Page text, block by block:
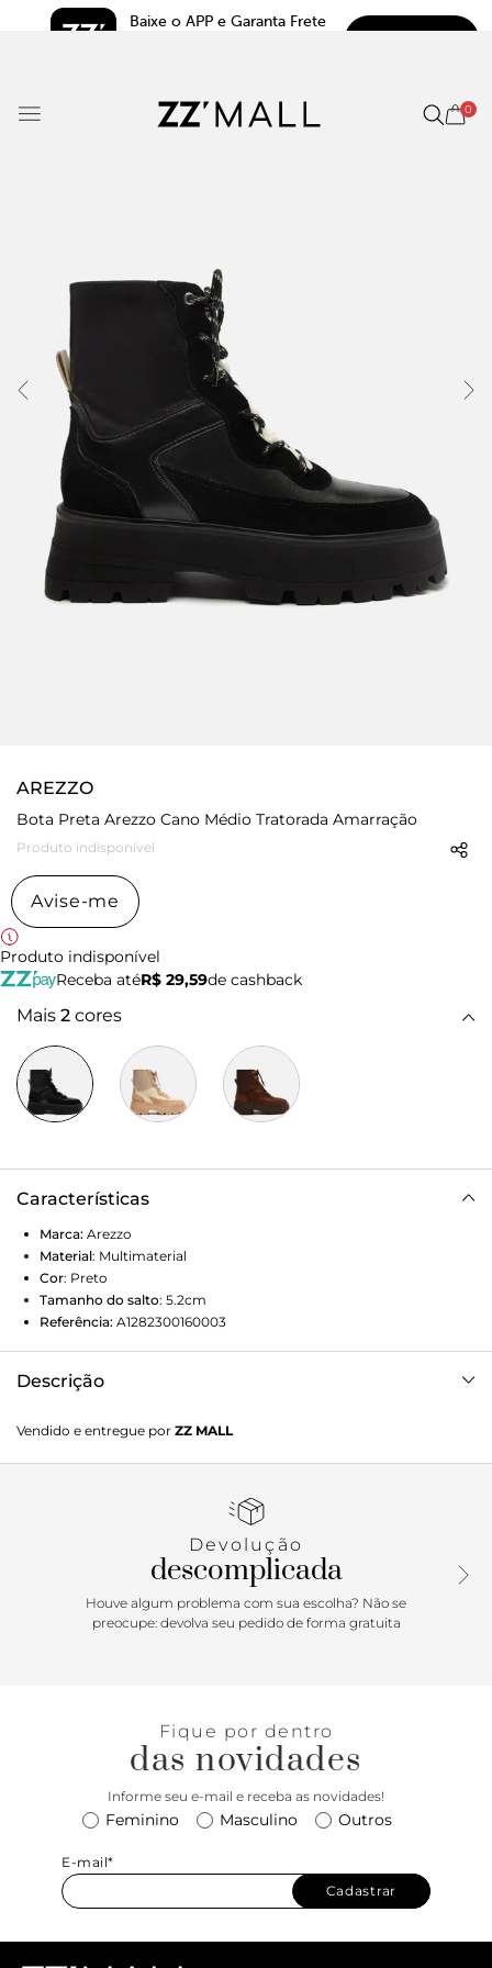
Baixe o APP e Garanta Frete
0
AREZZO
Bota Preta Arezzo Cano Médio Tratorada Amarração
Produto indisponível
Avise-me
Produto indisponível
Receba atéR$ 29,59de cashback
Mais 2 cores
Características
Marca: Arezzo
Material: Multimaterial
Cor: Preto
Tamanho do salto: 5.2cm
Referência: A1282300160003
Descrição
médio bloco e formato arredondado na ponta. Possui
solado emborrachado tratorado, bipartido. Traz fecho em
Vendido e entregue por ZZ MALL
Devolução
descomplicada
Houve algum problema com sua escolha? Não se
preocupe: devolva seu pedido de forma gratuita
Fique por dentro
das novidades
Informe seu e-mail e receba as novidades!
Feminino Masculino Outros
E-mail*
Cadastrar